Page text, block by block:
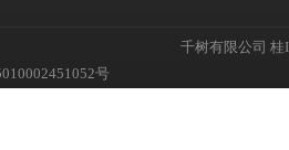
千树有限公司 桂
号